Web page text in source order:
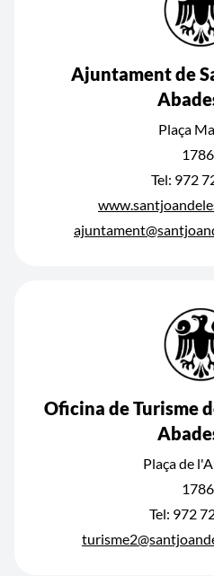
Ajuntament de
Plaça
Tel: 972
Oficina de Turisme
Plaça de
Tel: 972